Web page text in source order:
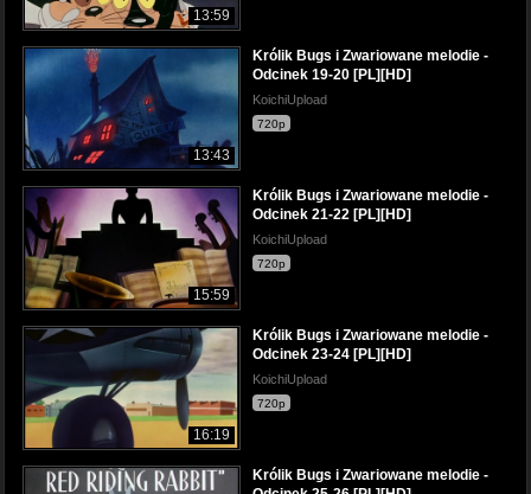
13:59
13:43
Królik Bugs i Zwariowane melodie -
Odcinek 19-20 [PL][HD]
KoichiUpload
720p
15:59
Królik Bugs i Zwariowane melodie -
Odcinek 21-22 [PL][HD]
KoichiUpload
720p
16:19
Królik Bugs i Zwariowane melodie -
Odcinek 23-24 [PL][HD]
KoichiUpload
720p
Królik Bugs i Zwariowane melodie -